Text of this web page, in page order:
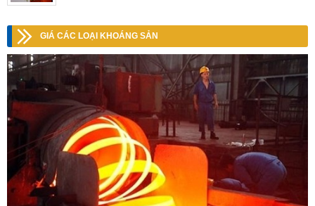
GIÁ CÁC LOẠI KHOÁNG SẢN